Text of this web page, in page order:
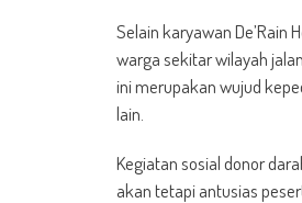
Selain karyawan De’Rain
warga sekitar wilayah
ini merupakan wujud
lain.
Kegiatan sosial donor
akan tetapi antusias